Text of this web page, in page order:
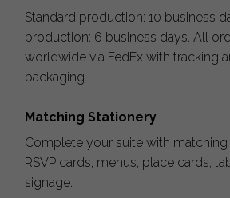
Standard production: 10 business
production: 6 business days. All
worldwide via FedEx with tracking
packaging.
Matching Stationery
Complete your suite with matching
RSVP cards, menus, place cards,
signage.